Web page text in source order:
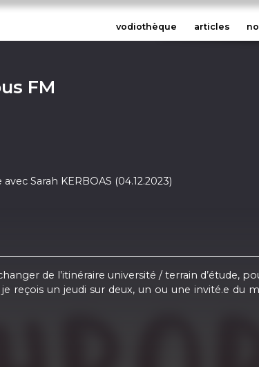
vodiothèque articles
FM
Sarah KERBOAS (04.12.2023)
de l’itinéraire université / terrain d’étude,
reçois un jeudi sur deux, un ou une invité.e du